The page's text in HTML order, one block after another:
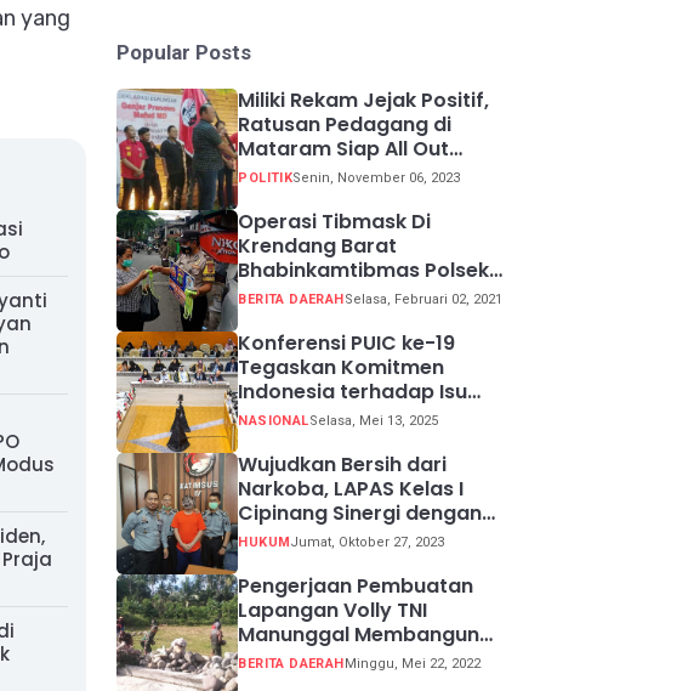
yang
Popular Posts
Miliki Rekam Jejak Positif,
Ratusan Pedagang di
Mataram Siap All Out
Menangkan Ganjar-Mahfud
POLITIKSenin, November 06, 2023
Operasi Tibmask Di
Krendang Barat
Bhabinkamtibmas Polsek
Tambora Bagikan Masker
Prokes
BERITA DAERAHSelasa, Februari 02, 2021
Konferensi PUIC ke-19
Tegaskan Komitmen
Indonesia terhadap Isu
Lingkungan Global
NASIONALSelasa, Mei 13, 2025
Wujudkan Bersih dari
Narkoba, LAPAS Kelas I
Cipinang Sinergi dengan
Kepolisian Resor Metro
HUKUMJumat, Oktober 27, 2023
Pengerjaan Pembuatan
Lapangan Volly TNI
Manunggal Membangun
Desa (TMMD) ke 113
BERITA DAERAHMinggu, Mei 22, 2022